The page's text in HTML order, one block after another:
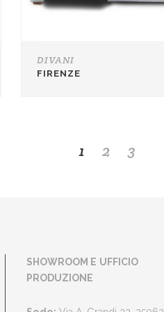
DIVANI
FIRENZE
1 2 3
SHOWROOM E UFFICIO
PRODUZIONE